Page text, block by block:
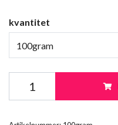
kvantitet
100gram